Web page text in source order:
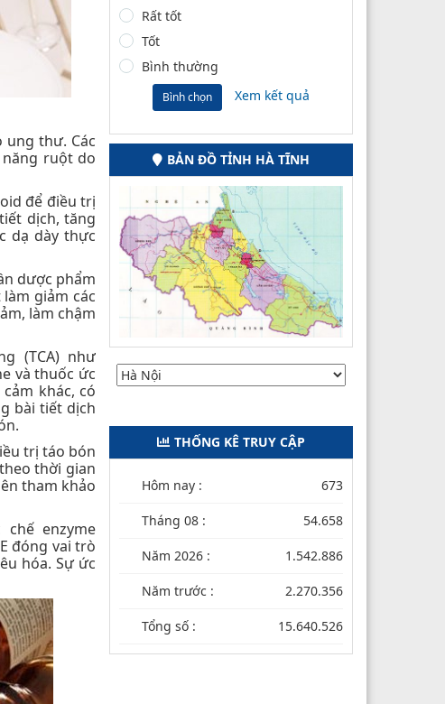
thư. Các
năng ruột do
để điều trị
dịch, tăng
dạ dày thực
dược phẩm
giảm các
làm chậm
(TCA) như
và thuốc ức
khác, có
bài tiết dịch
trị táo bón
thời gian
tham khảo
enzyme
đóng vai trò
hóa. Sự ức
Rất tốt
Tốt
Bình thường
Bình chọn Xem kết quả
BẢN ĐỒ TỈNH HÀ TĨNH
THỐNG KÊ TRUY CẬP
Hôm nay : 673
Tháng 08 : 54.658
Năm 2026 : 1.542.886
Năm trước : 2.270.356
Tổng số : 15.640.526